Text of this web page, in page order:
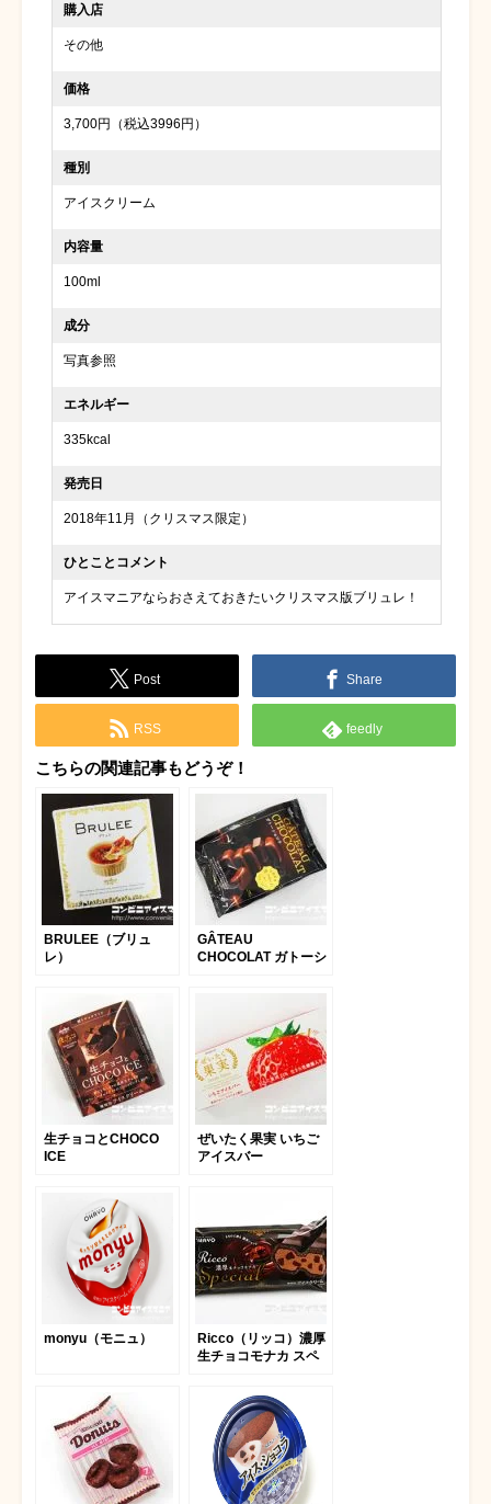
購入店
その他
価格
3,700円（税込3996円）
種別
アイスクリーム
内容量
100ml
成分
写真参照
エネルギー
335kcal
発売日
2018年11月（クリスマス限定）
ひとことコメント
アイスマニアならおさえておきたいクリスマス版ブリュレ！
Post Share
RSS feedly
こちらの関連記事もどうぞ！
BRULEE（ブリュ
レ）
GÂTEAU
CHOCOLAT ガトーシ
生チョコとCHOCO
ICE
ぜいたく果実 いちご
アイスバー
monyu（モニュ）
Ricco（リッコ）濃厚
生チョコモナカ スペ